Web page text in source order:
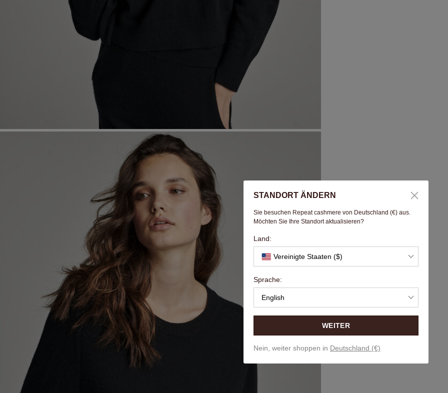
STANDORT ÄNDERN
Sie besuchen Repeat cashmere von Deutschland (€) aus.
Möchten Sie Ihre Standort aktualisieren?
Land:
Vereinigte Staaten ($)
Sprache:
English
WEITER
Nein, weiter shoppen in Deutschland (€)